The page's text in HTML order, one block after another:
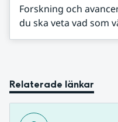
Forskning och
du ska veta vad som
Relaterade länkar